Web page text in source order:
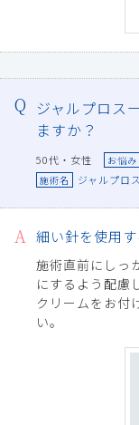
ジャルプロス
ますか？
50代・女性 お悩み
施術名 ジャルプロ
細い針を使用
施術直前にしっ
にするよう配慮
クリームをお付
い。